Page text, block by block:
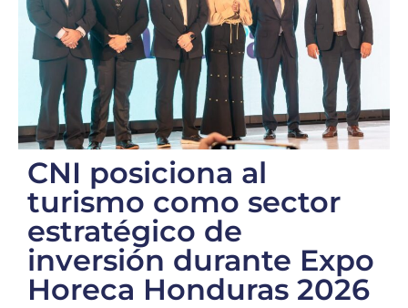
CNI posiciona al
turismo como sector
estratégico de
inversión durante Expo
Horeca Honduras 2026